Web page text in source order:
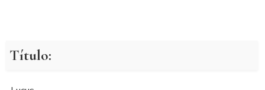
Título: